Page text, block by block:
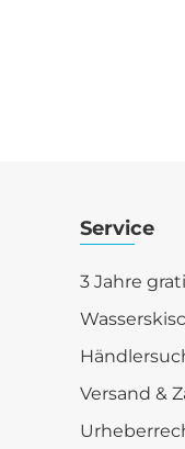
Service
3 Jahre
Versand &